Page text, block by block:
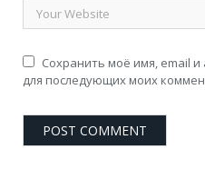
Сохранить моё имя, email и
для последующих моих